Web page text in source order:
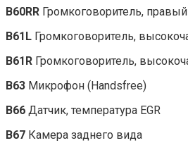
B60RR Громкоговоритель,
B61L Громкоговоритель,
B61R Громкоговоритель,
B63 Микрофон (Handsfree)
B66 Датчик, температура EGR
B67 Камера заднего вида